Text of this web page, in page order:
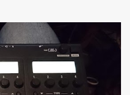
ぼイメージ通りの音）は出て
は、更にDigを深めたい時
れを常にチェックとかはや
本Twitterの雑多な中から探す
ンドとかPlaylistを見れば良
再生、の段階で自分のリファ
。逆に言うとこれより早く
めなくても良いかもしれま
全移行して以降(2008あたり
言)PC自体の問題か、はたま
のオーディオ処理(正確に言